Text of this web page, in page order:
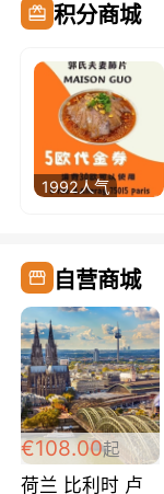
积分商城
1992人气
自营商城
€108.00起
荷兰 比利时 卢